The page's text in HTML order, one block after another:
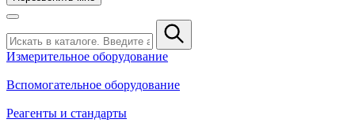
Измерительное оборудование
Вспомогательное оборудование
Реагенты и стандарты